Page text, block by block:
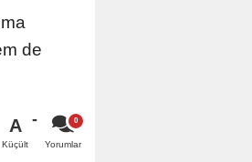
de
A
Küçült Yorumlar